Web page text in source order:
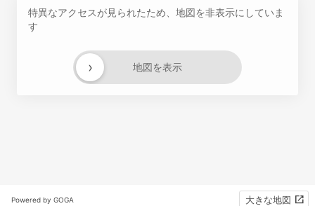
特異なアクセスが見られたため、地図を非表示にしていま
す
地図を表示
›
Powered by GOGA 大きな地図